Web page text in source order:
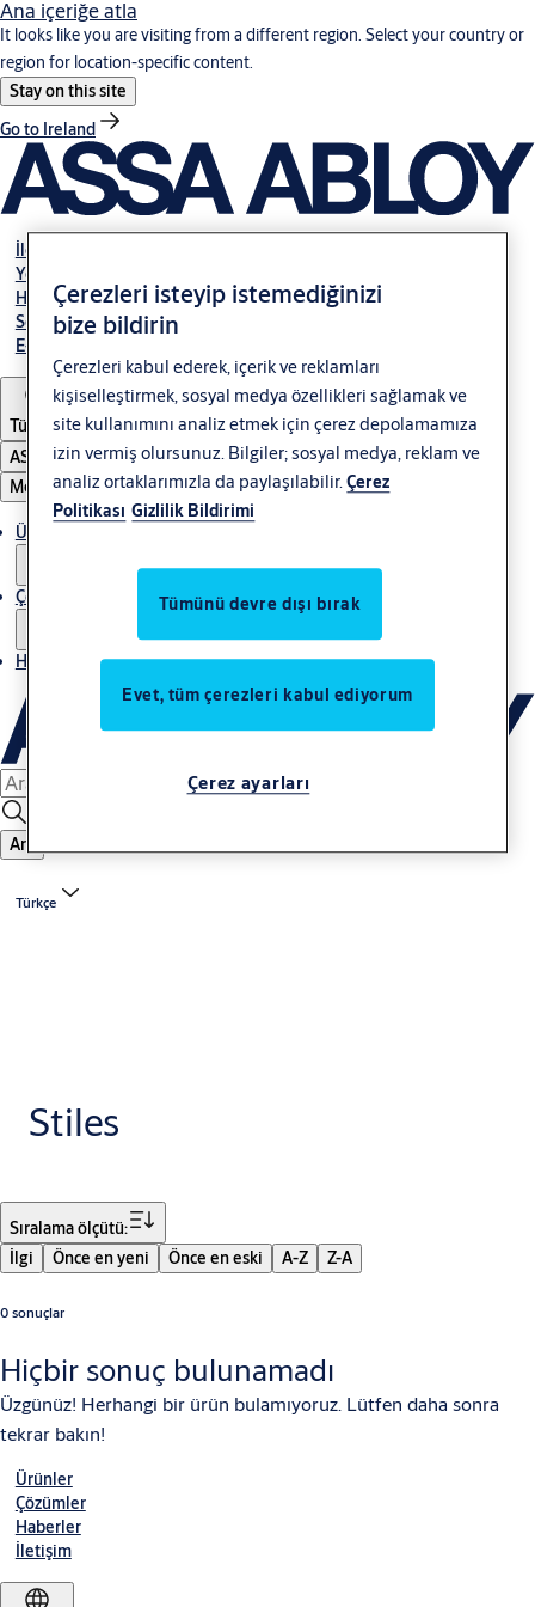
Ana içeriğe atla
It looks like you are visiting from a different region. Select your country or
region for location-specific content.
Stay on this site
Go to Ireland
İletişim
Yetkili Bayiler
Hakkımızda
Servis
E-Tahsilat
Türkiye
ASSA ABLOY Group
Menü
Ürünler
Çözümler
Haberler
Ara
Türkçe
Stiles
Sıralama ölçütü:
İlgi
Önce en yeni Önce en eski A-Z Z-A
0 sonuçlar
Hiçbir sonuç bulunamadı
Üzgünüz! Herhangi bir ürün bulamıyoruz. Lütfen daha sonra
tekrar bakın!
Ürünler
Çözümler
Haberler
İletişim
Çerezleri isteyip istemediğinizi
bize bildirin
Çerezleri kabul ederek, içerik ve reklamları
kişiselleştirmek, sosyal medya özellikleri sağlamak ve
site kullanımını analiz etmek için çerez depolamamıza
izin vermiş olursunuz. Bilgiler; sosyal medya, reklam ve
analiz ortaklarımızla da paylaşılabilir.Çerez
Politikası Gizlilik Bildirimi
Tümünü devre dışı bırak
Evet, tüm çerezleri kabul ediyorum
Çerez ayarları